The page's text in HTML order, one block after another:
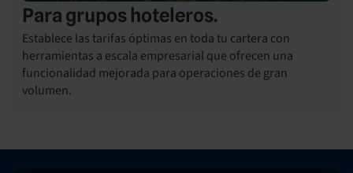
Para grupos hoteleros.
Establece las tarifas óptimas en toda tu cartera con
herramientas a escala empresarial que ofrecen una
funcionalidad mejorada para operaciones de gran
volumen.